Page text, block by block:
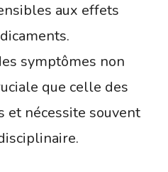
aux effets
symptômes non
que celle des
et nécessite souvent